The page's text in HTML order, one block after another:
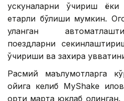
ускуналарни ўчириш
етарли бўлиши мумкин.
уланган
поездларни
ўчириши ва захира
Расмий маълумотларга
ойига келиб MyShake
ортиқ марта юклаб